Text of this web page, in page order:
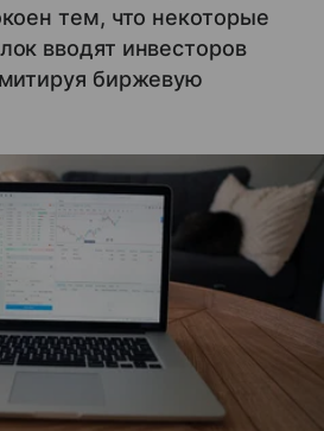
тем, что некоторые
вводят инвесторов
биржевую